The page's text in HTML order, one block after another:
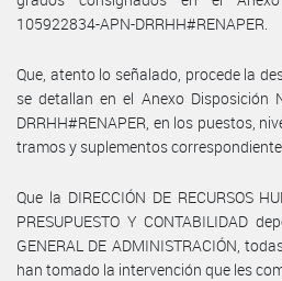
105922834-APN-DRRHH#RENAPER.
Que, atento lo señalado, procede la
se detallan en el Anexo Disposición
DRRHH#RENAPER, en los puestos,
tramos y suplementos
Que la DIRECCIÓN DE RECURSOS
PRESUPUESTO Y CONTABILIDAD
GENERAL DE ADMINISTRACIÓN,
han tomado la intervención que les